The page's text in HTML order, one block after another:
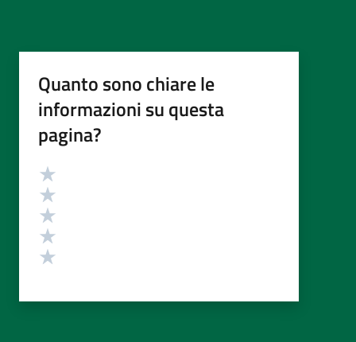
Quanto sono chiare le
informazioni su questa
pagina?
Valutazione